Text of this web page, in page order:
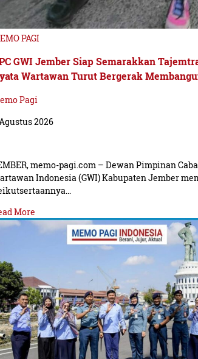
PAGI
GWI Jember Siap Semarakkan
Wartawan Turut Bergerak
Pagi
2026
memo-pagi.com – Dewan Pimpinan
Indonesia (GWI) Kabupaten Jember
More